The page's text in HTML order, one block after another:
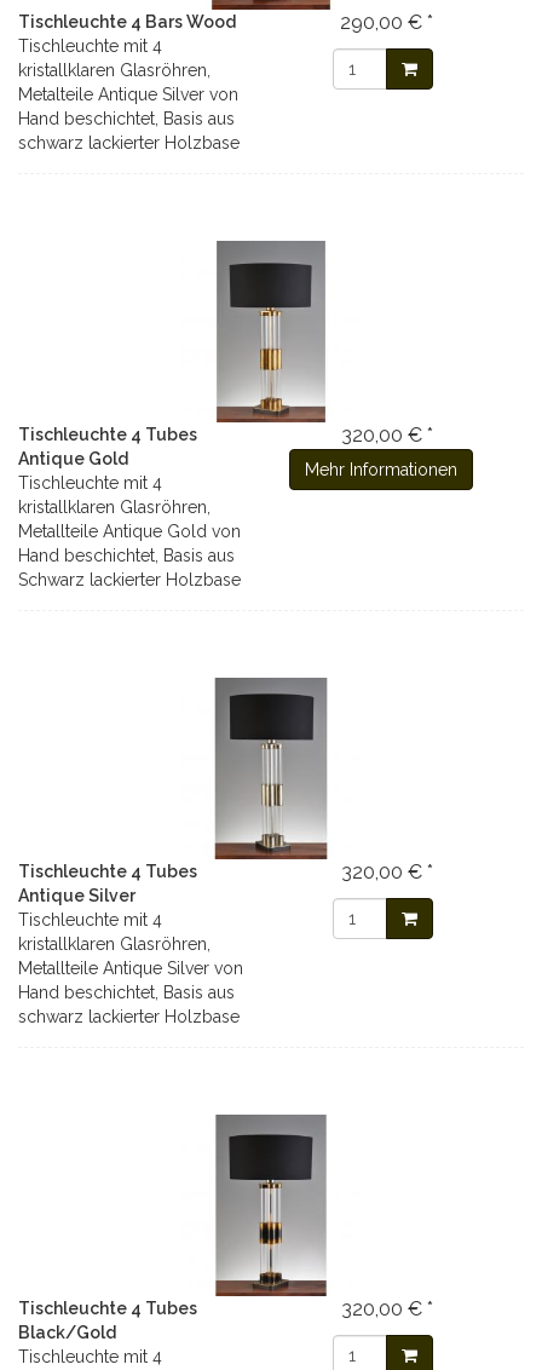
Tischleuchte 4 Bars Wood
Tischleuchte mit 4
kristallklaren Glasröhren,
Metalteile Antique Silver von
Hand beschichtet, Basis aus
schwarz lackierter Holzbase
290,00 € *
Tischleuchte 4 Tubes
Antique Gold
Tischleuchte mit 4
kristallklaren Glasröhren,
Metallteile Antique Gold von
Hand beschichtet, Basis aus
Schwarz lackierter Holzbase
320,00 € *
Mehr Informationen
Tischleuchte 4 Tubes
Antique Silver
Tischleuchte mit 4
kristallklaren Glasröhren,
Metallteile Antique Silver von
Hand beschichtet, Basis aus
schwarz lackierter Holzbase
320,00 € *
Tischleuchte 4 Tubes
Black/Gold
Tischleuchte mit 4
320,00 € *